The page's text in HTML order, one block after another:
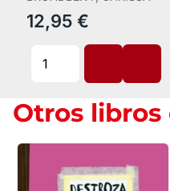
12,95 €
Otros